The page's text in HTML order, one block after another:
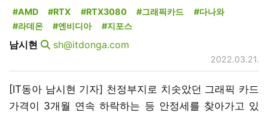
#AMD #RTX #RTX3080 #그래픽카드
#다나와
#라데온
#엔비디아 #지포스
남시현 sh@itdonga.com
2022.03.21.
[IT동아 남시현 기자] 천정부지로 치솟았던 그래픽 카드
가격이 3개월 연속 하락하는 등 안정세를 찾아가고 있